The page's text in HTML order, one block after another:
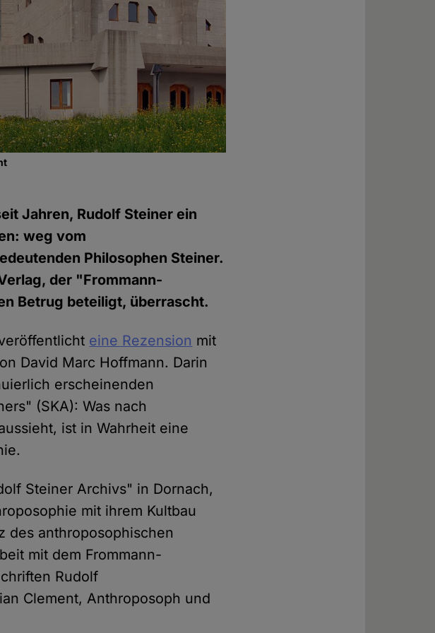
Jahren, Rudolf Steiner ein
weg vom
Philosophen Steiner.
der "Frommann-
Betrug beteiligt, überrascht.
eine Rezension mit
David Marc Hoffmann. Darin
erscheinenden
(SKA): Was nach
ist in Wahrheit eine
Steiner Archivs" in Dornach,
mit ihrem Kultbau
des anthroposophischen
mit dem Frommann-
Rudolf
Clement, Anthroposoph und